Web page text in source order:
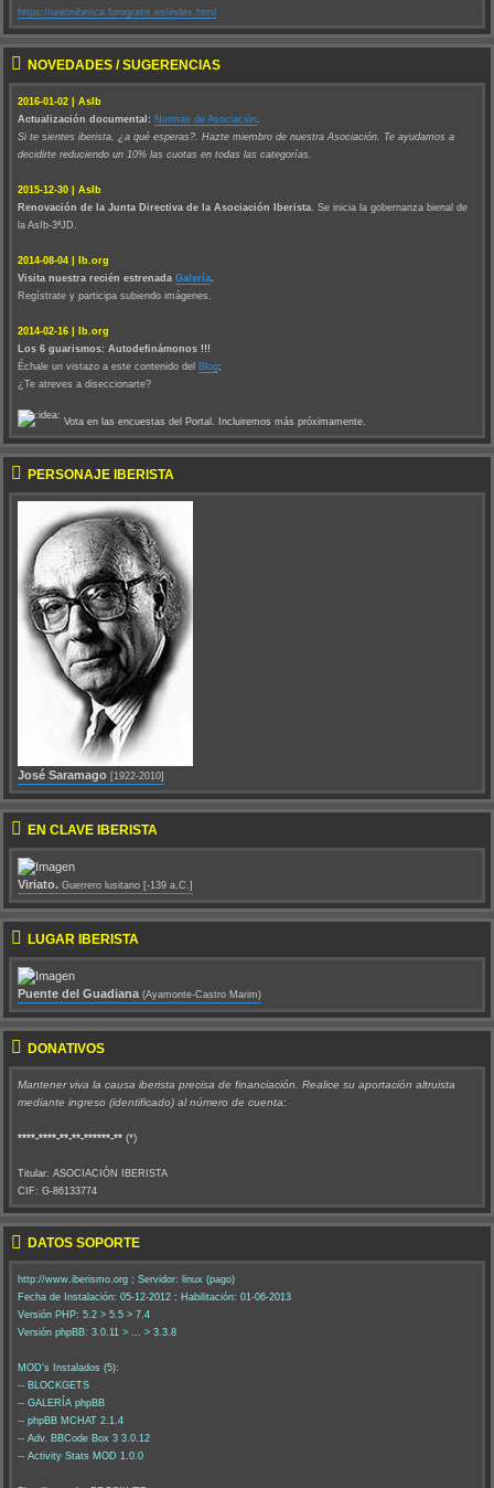
https://unioniberica.forogratis.es/index.html
NOVEDADES / SUGERENCIAS
2016-01-02 | AsIb
Actualización documental: Normas de Asociación.
Si te sientes iberista, ¿a qué esperas?. Hazte miembro de nuestra Asociación. Te ayudamos a
decidirte reduciendo un 10% las cuotas en todas las categorías.
2015-12-30 | AsIb
Renovación de la Junta Directiva de la Asociación Iberista. Se inicia la gobernanza bienal de
la AsIb-3ªJD.
2014-08-04 | Ib.org
Visita nuestra recién estrenada Galería.
Regístrate y participa subiendo imágenes.
2014-02-16 | Ib.org
Los 6 guarismos: Autodefinámonos !!!
Échale un vistazo a este contenido del Blog;
¿Te atreves a diseccionarte?
Vota en las encuestas del Portal. Incluiremos más próximamente.
PERSONAJE IBERISTA
José Saramago [1922-2010]
EN CLAVE IBERISTA
Viriato. Guerrero lusitano [-139 a.C.]
LUGAR IBERISTA
Puente del Guadiana (Ayamonte-Castro Marim)
DONATIVOS
Mantener viva la causa iberista precisa de financiación. Realice su aportación altruista
mediante ingreso (identificado) al número de cuenta:
****-****-**-**-******-** (*)
Titular: ASOCIACIÓN IBERISTA
CIF: G-86133774
DATOS SOPORTE
http://www.iberismo.org ; Servidor: linux (pago)
Fecha de Instalación: 05-12-2012 ; Habilitación: 01-06-2013
Versión PHP: 5.2 > 5.5 > 7.4
Versión phpBB: 3.0.11 > ... > 3.3.8
MOD's Instalados (5):
-- BLOCKGETS
-- GALERÍA phpBB
-- phpBB MCHAT 2.1.4
-- Adv. BBCode Box 3 3.0.12
-- Activity Stats MOD 1.0.0